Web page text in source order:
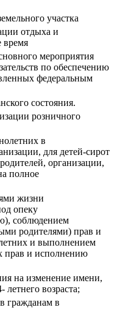
участка
отдыха и
время
мероприятия
по обеспечению
федеральным
состояния.
розничного
в
для детей-сирот
организации,
полное
жизни
опеку
соблюдением
родителями) прав и
и выполнением
прав и исполнению
на изменение имени,
возраста;
гражданам в